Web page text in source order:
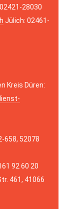
02421-28030
Jülich: 02461-
Kreis Düren:
658, 52078
92 60 20
461, 41066